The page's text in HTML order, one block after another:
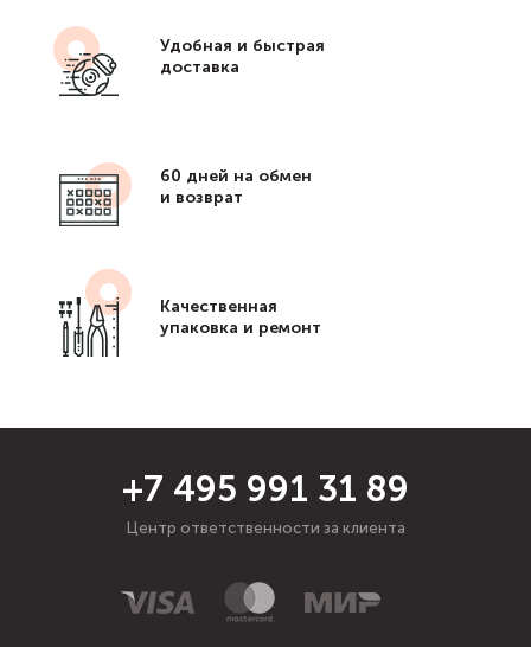
Удобная и быстрая
доставка
60 дней на обмен
и возврат
Качественная
упаковка и ремонт
+7 495 991 31 89
Центр ответственности за клиента